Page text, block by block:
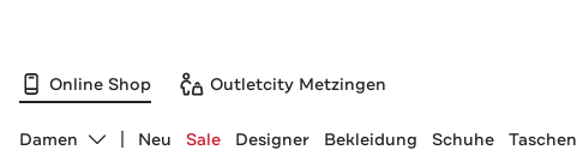
Online Shop Outletcity Metzingen
Abteilung ändern, ausgewählt:
Damen Neu Sale Designer Bekleidung Schuhe Taschen